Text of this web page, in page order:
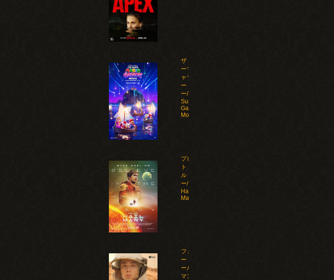
ザ・スーパ
ーマリオギ
ャラクシ
ー・ムービ
ー/The
Super Mario
Galaxy
Movie(2026)
プロジェク
ト・ヘイ
ル・メアリ
ー/Project
Hail
Mary(2026)
フォ
ー・オ
ール・
マンカ